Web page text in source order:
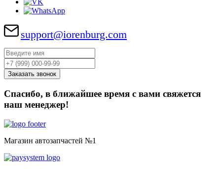
support@iorenburg.com
Спасибо, в ближайшее время с вами свяжется
наш менеджер!
Магазин автозапчастей №1